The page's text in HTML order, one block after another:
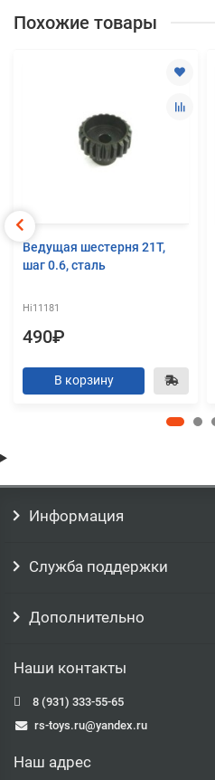
Похожие товары
Ведущая шестерня 21T,
шаг 0.6, сталь
Hi11181
490₽
В корзину
Информация
Служба поддержки
Дополнительно
Наши контакты
8 (931) 333-55-65
rs-toys.ru@yandex.ru
Наш адрес